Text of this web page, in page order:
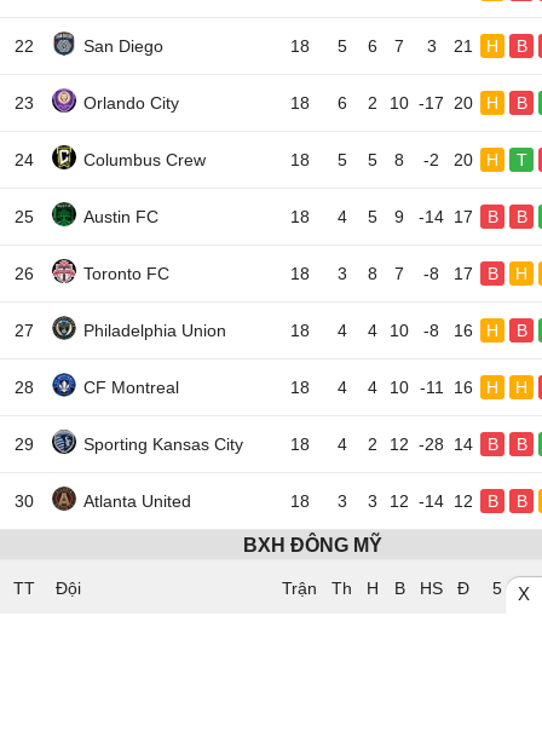
22 San Diego 18 5 6 7 3 21 H B
23 Orlando City 18 6 2 10 -17 20 H B
24 Columbus Crew 18 5 5 8 -2 20 H T
25 Austin FC 18 4 5 9 -14 17 B B
26 Toronto FC 18 3 8 7 -8 17 B H
27 Philadelphia Union 18 4 4 10 -8 16 H B
28 CF Montreal 18 4 4 10 -11 16 H H
29 Sporting Kansas City 18 4 2 12 -28 14 B B
30 Atlanta United 18 3 3 12 -14 12 B B
BXH ĐÔNG MỸ
TT Đội 5 trận
X